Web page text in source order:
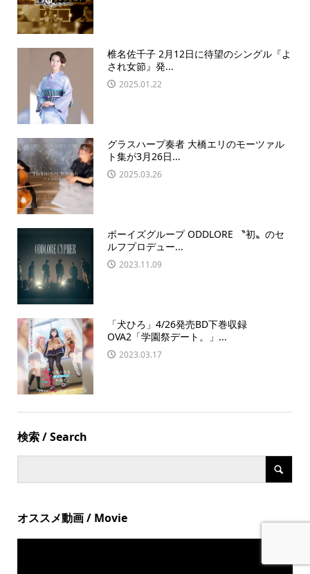
椎名佐千子 2月12日に待望のシングル『よ
され女節』発...
2025.01.22
グラスハープ奏者 大橋エリのモーツァル
ト集が3月26日...
2025.03.26
ボーイズグループ ODDLORE 〝初〟のセ
ルフプロデュー...
2023.11.09
「犬ひろ」4/26発売BD下巻収録
OVA2「学園祭デート。」...
2023.03.17
検索 / Search
オススメ動画 / Movie